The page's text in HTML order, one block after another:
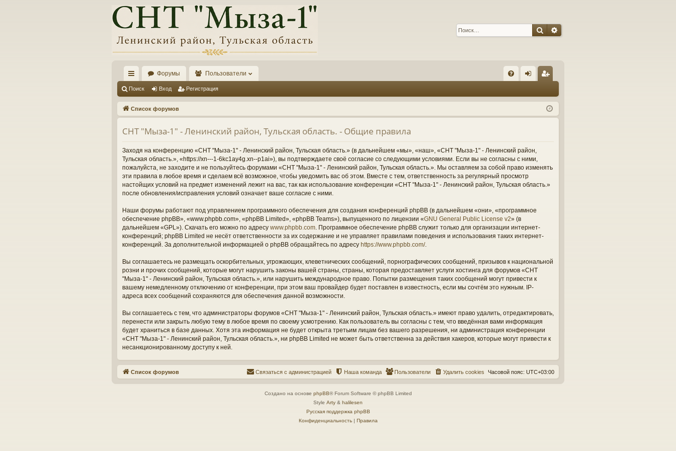
ПоискРасширенный поиск
с
ы
лк
и
Форумы Пользователи
Q д ис
тр
Поиск Вход Регистрация
Список форумов
СНТ "Мыза-1" - Ленинский район, Тульская область. - Общие правила
Заходя на конференцию «СНТ "Мыза-1" - Ленинский район, Тульская область.» (в дальнейшем «мы», «наш», «СНТ "Мыза-1" - Ленинский район,
Тульская область.», «https://xn---1-6kc1ay4g.xn--p1ai»), вы подтверждаете своё согласие со следующими условиями. Если вы не согласны с ними,
пожалуйста, не заходите и не пользуйтесь форумами «СНТ "Мыза-1" - Ленинский район, Тульская область.». Мы оставляем за собой право изменять
эти правила в любое время и сделаем всё возможное, чтобы уведомить вас об этом. Вместе с тем, ответственность за регулярный просмотр
настойщих условий на предмет изменений лежит на вас, так как использование конференции «СНТ "Мыза-1" - Ленинский район, Тульская область.»
после обновления/исправления условий означает ваше согласие с ними.
Наши форумы работают под управлением программного обеспечения для создания конференций phpBB (в дальнейшем «они», «программное
обеспечение phpBB», «www.phpbb.com», «phpBB Limited», «phpBB Teams»), выпущенного по лицензии «GNU General Public License v2» (в
дальнейшем «GPL»). Скачать его можно по адресу www.phpbb.com . Программное обеспечение phpBB служит только для организации интернет-
конференций; phpBB Limited не несёт ответственности за их содержание и не управляет правилами поведения и использования таких интернет-
конференций. За дополнительной информацией о phpBB обращайтесь по адресу https://www.phpbb.com/.
Вы соглашаетесь не размещать оскорбительных, угрожающих, клеветнических сообщений, порнографических сообщений, призывов к национальной
розни и прочих сообщений, которые могут нарушить законы вашей страны, страны, которая предоставляет услуги хостинга для форумов «СНТ
"Мыза-1" - Ленинский район, Тульская область.», или нарушить международное право. Попытки размещения таких сообщений могут привести к
вашему немедленному отключению от конференции, при этом ваш провайдер будет поставлен в известность, если мы сочтём это нужным. IP-
адреса всех сообщений сохраняются для обеспечения данной возможности.
Вы соглашаетесь с тем, что администраторы форумов «СНТ "Мыза-1" - Ленинский район, Тульская область.» имеют право удалить, отредактировать,
перенести или закрыть любую тему в любое время по своему усмотрению. Как пользователь вы согласны с тем, что введённая вами информация
будет храниться в базе данных. Хотя эта информация не будет открыта третьим лицам без вашего разрешения, ни администрация конференции
«СНТ "Мыза-1" - Ленинский район, Тульская область.», ни phpBB Limited не может быть ответственна за действия хакеров, которые могут привести к
несанкционированному доступу к ней.
Список форумов Часовой пояс: UTC+03:00
Удалить cookies
Пользователи
Наша команда
Связаться с администрацией
Создано на основе phpBB® Forum Software © phpBB Limited
Style Arty & halilesen
Русская поддержка phpBB
Конфиденциальность| Правила